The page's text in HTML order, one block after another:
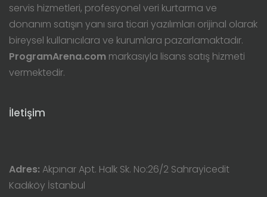
servis hizmetleri, profesyonel veri kurtarma ve
donanım satışın yanı sıra ticari yazılımları orijinal olarak
bireysel kullanıcılara ve kurumlara pazarlamaktadır.
ProgramArena.com markasıyla lisans satış hizmeti
vermektedir.
İletişim
Adres: Akpınar Apt. Halk Sk. No:26/2 Sahrayicedit
Kadıköy İstanbul